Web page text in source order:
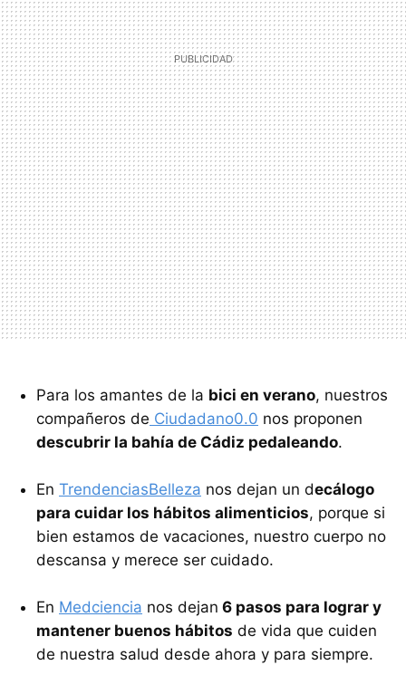
Para los amantes de la bici en verano, nuestros
compañeros de Ciudadano0.0 nos proponen
descubrir la bahía de Cádiz pedaleando.
En TrendenciasBelleza nos dejan un decálogo
para cuidar los hábitos alimenticios, porque si
bien estamos de vacaciones, nuestro cuerpo no
descansa y merece ser cuidado.
En Medciencia nos dejan 6 pasos para lograr y
mantener buenos hábitos de vida que cuiden
de nuestra salud desde ahora y para siempre.